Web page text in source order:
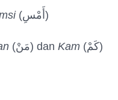
(أَمْسِ)
(مَنْ) dan Kam (كَمْ)